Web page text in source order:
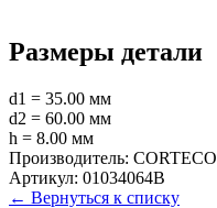
Размеры детали
d1 = 35.00 мм
d2 = 60.00 мм
h = 8.00 мм
Производитель: CORTECO
Артикул: 01034064B
← Вернуться к списку